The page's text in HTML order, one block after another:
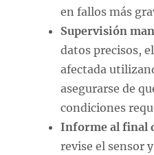
en fallos más
Supervisión
datos precisos,
afectada
asegurarse de
condiciones
Informe al final
revise el sensor